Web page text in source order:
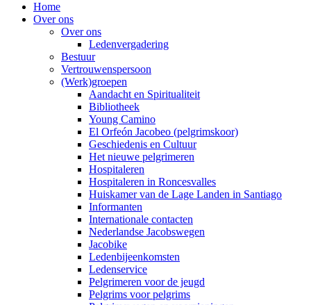
Home
Over ons
Over ons
Ledenvergadering
Bestuur
Vertrouwenspersoon
(Werk)groepen
Aandacht en Spiritualiteit
Bibliotheek
Young Camino
El Orfeón Jacobeo (pelgrimskoor)
Geschiedenis en Cultuur
Het nieuwe pelgrimeren
Hospitaleren
Hospitaleren in Roncesvalles
Huiskamer van de Lage Landen in Santiago
Informanten
Internationale contacten
Nederlandse Jacobswegen
Jacobike
Ledenbijeenkomsten
Ledenservice
Pelgrimeren voor de jeugd
Pelgrims voor pelgrims